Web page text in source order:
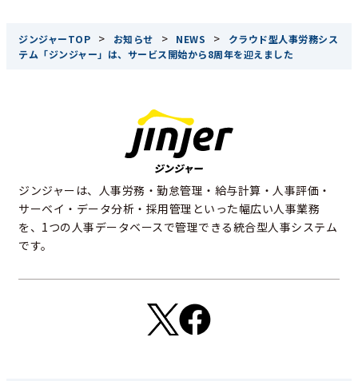
ジンジャーTOP > お知らせ > NEWS >
クラウド型人事労務シス
テム「ジンジャー」は、サービス開始から8周年を迎えました
ジンジャーは、人事労務・勤怠管理・給与計算・人事評価・
サーベイ・データ分析・採用管理といった幅広い人事業務
を、1つの人事データベースで管理できる統合型人事システム
です。